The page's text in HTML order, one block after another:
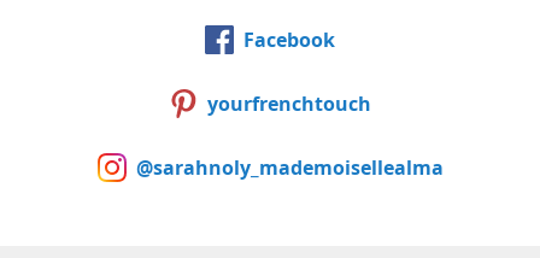
Facebook
yourfrenchtouch
@sarahnoly_mademoisellealma